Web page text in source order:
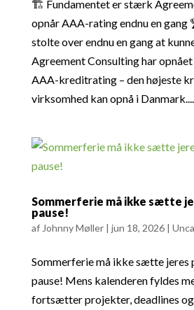
🏗️ Fundamentet er stærk
opnår AAA-rating endnu en
stolte over endnu en gang at
Agreement Consulting har
AAA-kreditrating – den højeste
virksomhed kan opnå i Danmark....
Sommerferie må ikke sætte
pause!
af Johnny Møller| jun 18, 2026|
Sommerferie må ikke sætte jeres
pause! Mens kalenderen fyldes
fortsætter projekter, deadlines og